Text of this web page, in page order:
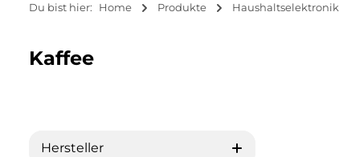
Du bist hier: Home Produkte Haushaltselektronik
Kaffee
Hersteller